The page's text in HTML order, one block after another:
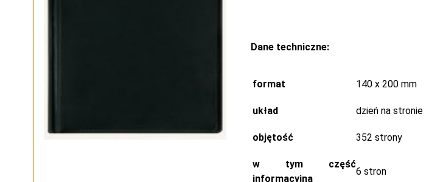
Dane techniczne:
format 140 x 200 mm
układ dzień na stronie
objętość 352 strony
w tym część
informacyjna
6 stron